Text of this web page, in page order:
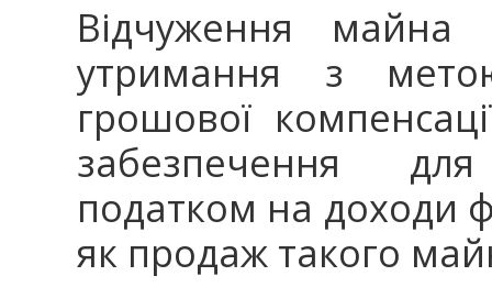
Відчуження майна
утримання з
грошової
забезпечення
податком на доходи
як продаж такого